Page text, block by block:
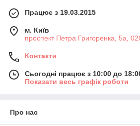
Працює з 19.03.2015
м. Київ
проспект Петра Григоренка, 5а,
Контакти
Сьогодні працює з 10:00 до
Показати весь графік роботи
Про нас